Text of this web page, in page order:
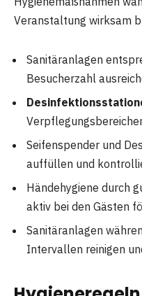
Veranstaltung wirksam
Sanitäranlagen
Besucherzahl
Seifenspender und
auffüllen und
Händehygiene durch
aktiv bei den Gästen
Sanitäranlagen
Intervallen reinigen